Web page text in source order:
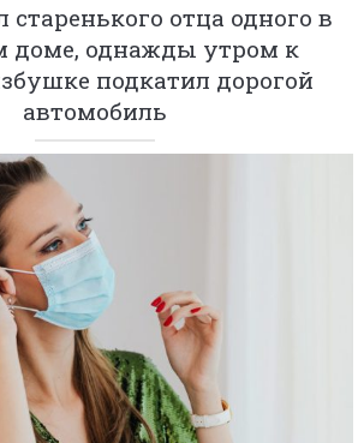
старенького отца одного в
доме, однажды утром к
подкатил дорогой
автомобиль